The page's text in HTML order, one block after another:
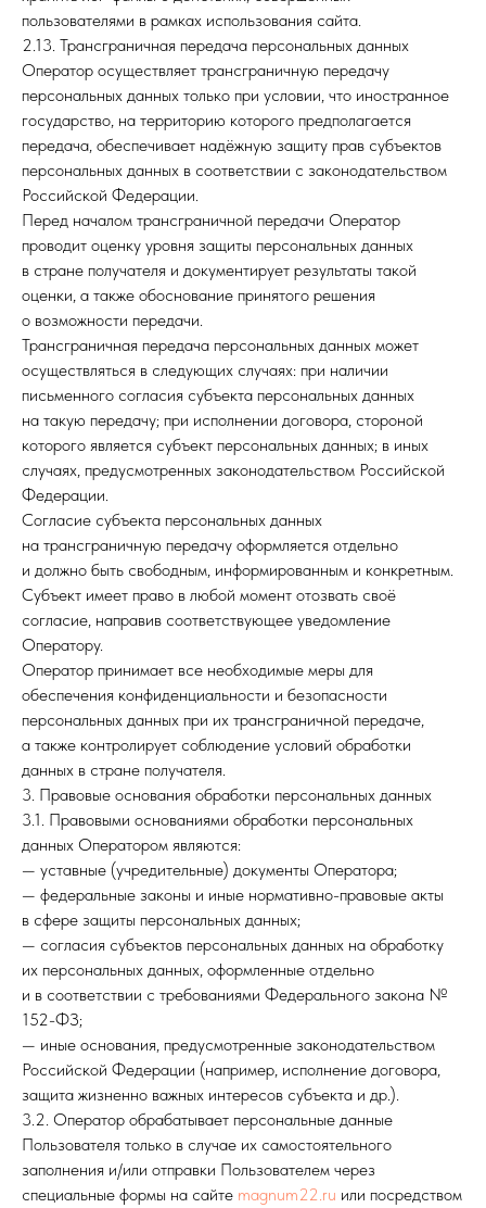
пользователями в рамках использования сайта.
2.13. Трансграничная передача персональных данных
Оператор осуществляет трансграничную передачу
персональных данных только при условии, что иностранное
государство, на территорию которого предполагается
передача, обеспечивает надёжную защиту прав субъектов
персональных данных в соответствии с законодательством
Российской Федерации.
Перед началом трансграничной передачи Оператор
проводит оценку уровня защиты персональных данных
в стране получателя и документирует результаты такой
оценки, а также обоснование принятого решения
о возможности передачи.
Трансграничная передача персональных данных может
осуществляться в следующих случаях: при наличии
письменного согласия субъекта персональных данных
на такую передачу; при исполнении договора, стороной
которого является субъект персональных данных; в иных
случаях, предусмотренных законодательством Российской
Федерации.
Согласие субъекта персональных данных
на трансграничную передачу оформляется отдельно
и должно быть свободным, информированным и конкретным.
Субъект имеет право в любой момент отозвать своё
согласие, направив соответствующее уведомление
Оператору.
Оператор принимает все необходимые меры для
обеспечения конфиденциальности и безопасности
персональных данных при их трансграничной передаче,
а также контролирует соблюдение условий обработки
данных в стране получателя.
3. Правовые основания обработки персональных данных
3.1. Правовыми основаниями обработки персональных
данных Оператором являются:
— уставные (учредительные) документы Оператора;
— федеральные законы и иные нормативно-правовые акты
в сфере защиты персональных данных;
— согласия субъектов персональных данных на обработку
их персональных данных, оформленные отдельно
и в соответствии с требованиями Федерального закона №
152-ФЗ;
— иные основания, предусмотренные законодательством
Российской Федерации (например, исполнение договора,
защита жизненно важных интересов субъекта и др.).
3.2. Оператор обрабатывает персональные данные
Пользователя только в случае их самостоятельного
заполнения и/или отправки Пользователем через
специальные формы на сайте magnum22.ru или посредством